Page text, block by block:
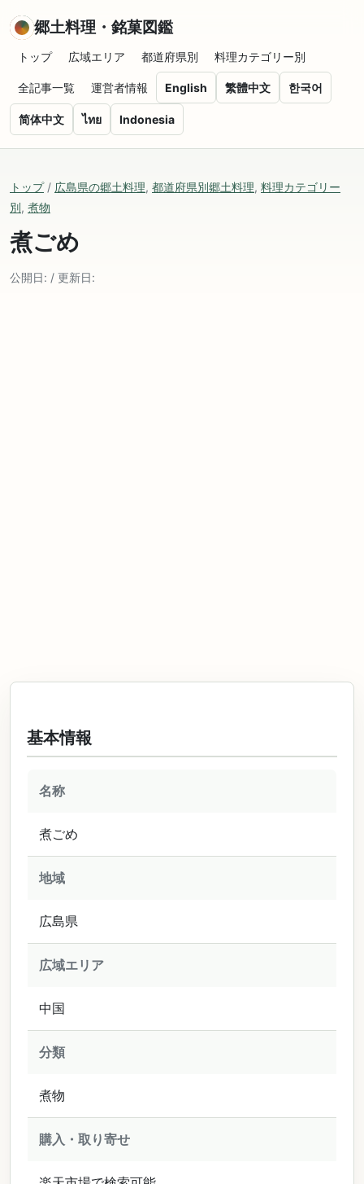
郷土料理・銘菓図鑑
トップ 広域エリア 都道府県別 料理カテゴリー別
全記事一覧 運営者情報 English 繁體中文 한국어
简体中文 ไทย Indonesia
トップ/ 広島県の郷土料理, 都道府県別郷土料理, 料理カテゴリー
別, 煮物
煮ごめ
公開日: / 更新日:
基本情報
名称
煮ごめ
地域
広島県
広域エリア
中国
分類
煮物
購入・取り寄せ